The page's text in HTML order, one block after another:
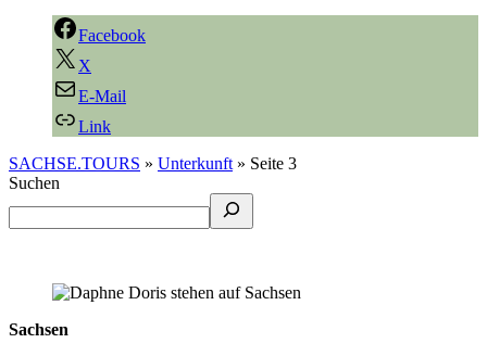
Facebook
X
E-Mail
Link
SACHSE.TOURS » Unterkunft » Seite 3
Suchen
Sachsen